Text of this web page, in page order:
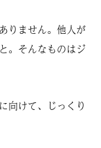
りません。他人が
。そんなものはジ
向けて、じっくり